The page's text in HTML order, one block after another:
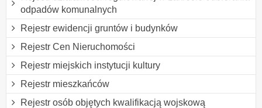
odpadów komunalnych
Rejestr ewidencji gruntów i budynków
Rejestr Cen Nieruchomości
Rejestr miejskich instytucji kultury
Rejestr mieszkańców
Rejestr osób objętych kwalifikacją wojskową